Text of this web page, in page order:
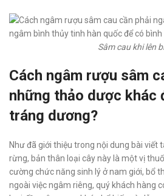
Sâm cau khi lên
Cách ngâm rượu sâm
những thảo dược khác
tráng dương?
Như đã giới thiệu trong nội dung bài viết
rừng, bản thân loại cây này là một vị
cường chức năng sinh lý ở nam giới, bổ
ngoài việc ngâm riêng, quý khách hàng